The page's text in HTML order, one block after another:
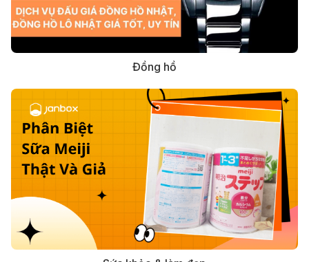
Đồng hồ